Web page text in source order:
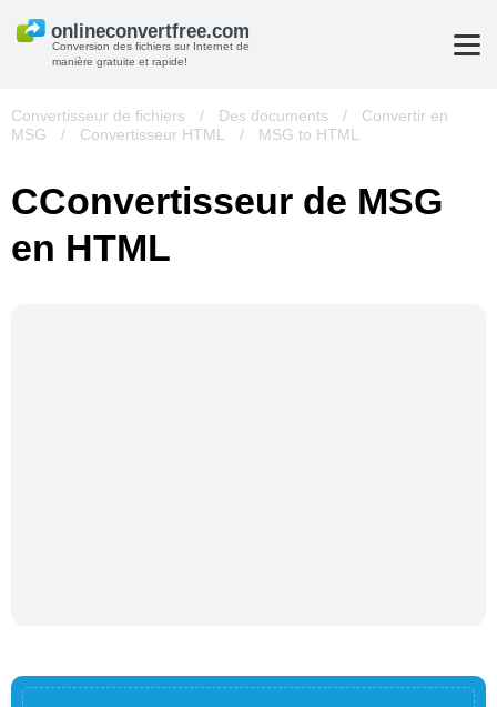
Conversion des fichiers sur Internet de
manière gratuite et rapide!
Convertisseur de fichiers / Des documents /
Convertir en
MSG
/ Convertisseur HTML / MSG to HTML
СConvertisseur de MSG
en HTML